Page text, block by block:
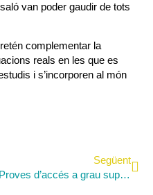
van poder gaudir de tots
complementar la
reals en les que es
i s’incorporen al món
Següent
Proves d’accés a grau superior